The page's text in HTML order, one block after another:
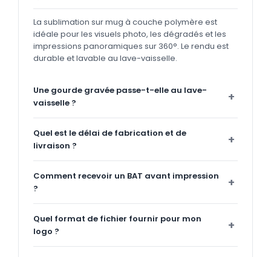
La sublimation sur mug à couche polymère est
idéale pour les visuels photo, les dégradés et les
impressions panoramiques sur 360°. Le rendu est
durable et lavable au lave-vaisselle.
Une gourde gravée passe-t-elle au lave-
vaisselle ?
Quel est le délai de fabrication et de
livraison ?
Comment recevoir un BAT avant impression
?
Quel format de fichier fournir pour mon
logo ?